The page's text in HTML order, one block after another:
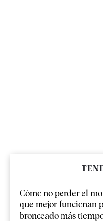
Cómo no perder el
que mejor funcionan
bronceado más